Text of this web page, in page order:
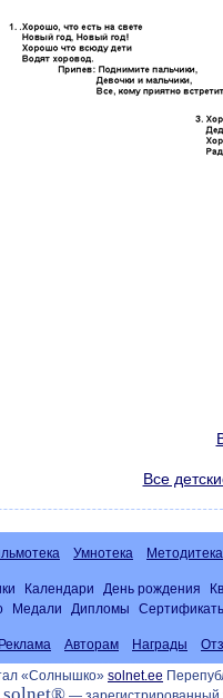
Все
Умнотека Методитека
Календари День рождения
Медали Дипломы
Реклама Авторам Награды
«Солнышко» solnet.ee